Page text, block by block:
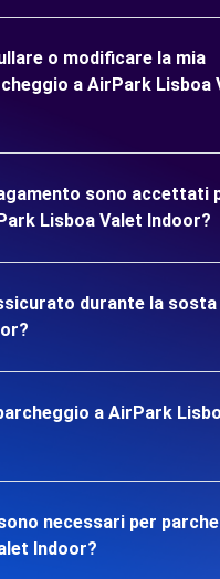
o modificare la mia
a AirPark Lisboa
sono accettati
Lisboa Valet Indoor?
durante la
a AirPark
necessari per
Indoor?